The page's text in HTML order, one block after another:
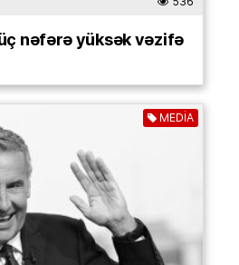
nəfərə yüksək vəzifə
MEDİA